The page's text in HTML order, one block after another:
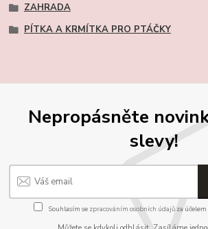
ZAHRADA
PÍTKA A KRMÍTKA PRO PTÁČKY
Nepropásněte
slevy!
Souhlasím se zpracováním osobních údajůza účelem